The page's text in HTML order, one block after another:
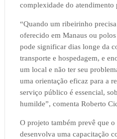
complexidade do
“Quando um ribeirinho
oferecido em Manaus ou
pode significar dias longe da
transporte e hospedagem, e
um local e não ter seu
uma orientação eficaz para a
serviço público é essencial,
humilde”, comenta Roberto
O projeto também prevê que
desenvolva uma capacitação